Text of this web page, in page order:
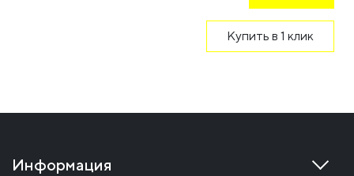
Купить в 1 клик
Информация